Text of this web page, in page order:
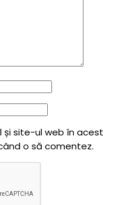
și site-ul web în acest
o să comentez.